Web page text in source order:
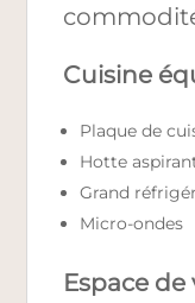
Cuisine
Plaque de
Hotte
Grand
Micro-ondes
Espace